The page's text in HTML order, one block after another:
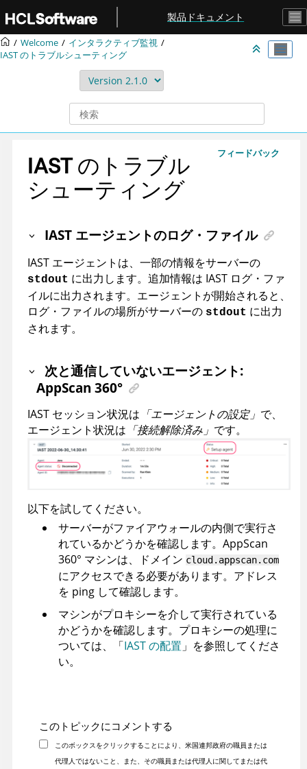
メインコンテンツにジャンプ
製品ドキュメント
Welcome
インタラクティブ監視
IAST のトラブルシューティング
フィードバック
IAST のトラブル
シューティング
IAST エージェントのログ・ファイル
IAST エージェントは、一部の情報をサーバーの
stdout に出力します。追加情報は IAST ログ・ファ
イルに出力されます。エージェントが開始されると、
ログ・ファイルの場所がサーバーの stdout に出力
されます。
次と通信していないエージェント:
AppScan 360°
IAST セッション状況は 「エージェントの設定」 で、
エージェント状況は 「接続解除済み」 です。
以下を試してください。
サーバーがファイアウォールの内側で実行さ
れているかどうかを確認します。 AppScan
360° マシンは、ドメイン cloud.appscan.com
にアクセスできる必要があります。アドレス
を ping して確認します。
マシンがプロキシーを介して実行されている
かどうかを確認します。プロキシーの処理に
ついては、「IAST の配置 」を参照してくださ
い。
このトピックにコメントする
このボックスをクリックすることにより、米国連邦政府の職員または
代理人ではないこと、また、その職員または代理人に関してまたは代